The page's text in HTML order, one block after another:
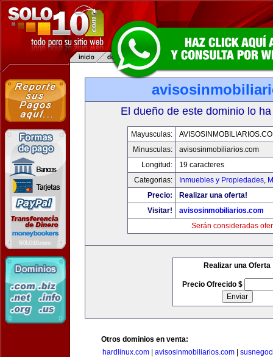
El dueño de este dominio lo
Mayusculas:
Minusculas:
avisosinmobiliarios.com
Longitud:
19 caracteres
Categorias:
Inmuebles y Propiedades,
Precio:
Realizar una oferta!
Visitar!
avisosinmobiliarios.com
Serán consideradas
Realizar una Oferta
Precio Ofrecido $
Otros dominios en venta:
hardlinux.com
avisosinmobiliarios.com